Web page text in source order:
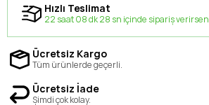
Hızlı Teslimat
22 saat 08 dk 27 sn içinde sipariş verirsen
Ücretsiz Kargo
Tüm ürünlerde geçerli.
Ücretsiz İade
Şimdi çok kolay.